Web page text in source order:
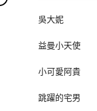
吳大妮
益曼小天使
小可愛阿貴
跳躍的宅男